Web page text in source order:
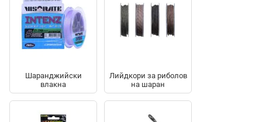
Шаранджийски
влакна
Лийдкори за риболов
на шаран